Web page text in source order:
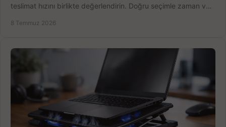
teslimat hızını birlikte değerlendirin. Doğru seçimle zaman ve
8 Temmuz 2026